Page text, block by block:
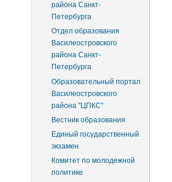
района Санкт-
Петербурга
Отдел образования
Василеостровского
района Санкт-
Петербурга
Образовательный портал
Василеостровского
района "ЦПКС"
Вестник образования
Единый государственный
экзамен
Комитет по молодежной
политике